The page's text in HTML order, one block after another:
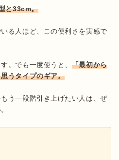
と33cm。
る人ほど、この便利さを実感で
。でも一度使うと、 「最初から
うタイプのギア。
う一段階引き上げたい人は、ぜ